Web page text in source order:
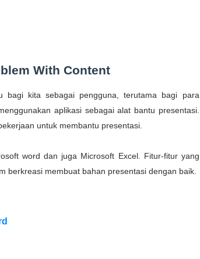
With Content
bagi kita sebagai pengguna, terutama bagi para
aplikasi sebagai alat bantu presentasi.
untuk membantu presentasi.
word dan juga Microsoft Excel. Fitur-fitur yang
berkreasi membuat bahan presentasi dengan baik.